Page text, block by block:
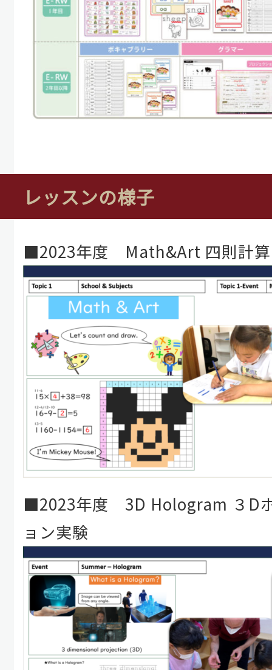
レッスンの様子
■2023年度 Math&Art 四則計算
■2023年度 3D Hologram ３D
ョン実験